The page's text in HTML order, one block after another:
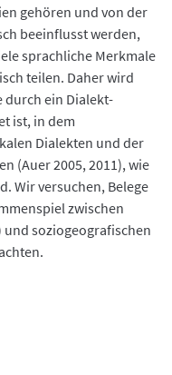
gehören und von der
beeinflusst werden,
sprachliche Merkmale
teilen. Daher wird
durch ein Dialekt-
ist, in dem
Dialekten und der
(Auer 2005, 2011), wie
Wir versuchen, Belege
zwischen
soziogeografischen